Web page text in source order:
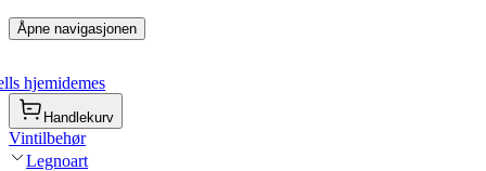
Åpne navigasjonen
hjemidemes
Handlekurv
Vintilbehør
Legnoart